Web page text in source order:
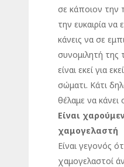
σε κάποιον την
την ευκαιρία να
κάνεις να σε
συνομιλητή της
είναι εκεί για
σώματι. Κάτι
θέλαμε να κάνει
Είναι
χαμογελαστή
Είναι γεγονός
χαμογελαστοί